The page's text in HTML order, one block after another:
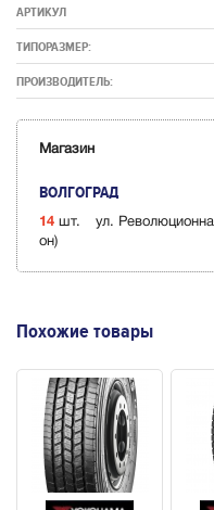
АРТИКУЛ
ТИПОРАЗМЕР:
ПРОИЗВОДИТЕЛЬ:
Магазин
ВОЛГОГРАД
14 шт.
ул.
он)
Похожие товары